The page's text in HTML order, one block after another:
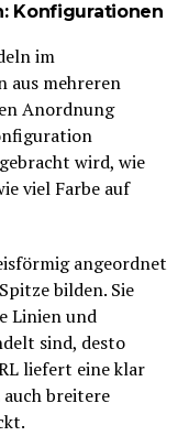
Konfigurationen
im
aus mehreren
Anordnung
wird, wie
viel Farbe auf
angeordnet
bilden. Sie
Linien und
sind, desto
liefert eine klar
breitere